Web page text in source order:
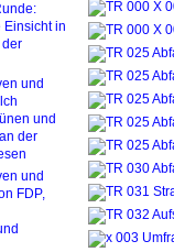
Einsicht in
der
und
und
der
und
FDP,